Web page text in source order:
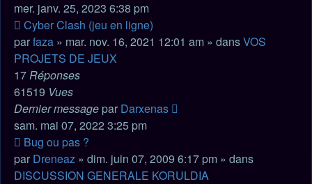
mer. janv. 25, 2023 6:38 pm
Nouveau
message
Cyber Clash (jeu en ligne)
parfaza » mar. nov. 16, 2021 12:01 am » dansVOS
PROJETS DE JEUX
17Réponses
61519 Vues
Dernier message par Darxenas
sam. mai 07, 2022 3:25 pm
Nouveau
message
Bug ou pas ?
par Dreneaz » dim. juin 07, 2009 6:17 pm » dans
DISCUSSION GENERALE KORULDIA